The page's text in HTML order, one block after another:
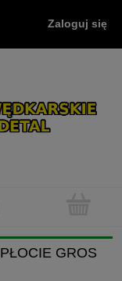
Zaloguj się
GROS